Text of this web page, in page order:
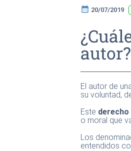
calendar_month 20/07/2019
autor?
El autor de
su voluntad,
Este
o moral que
Los
entendidos